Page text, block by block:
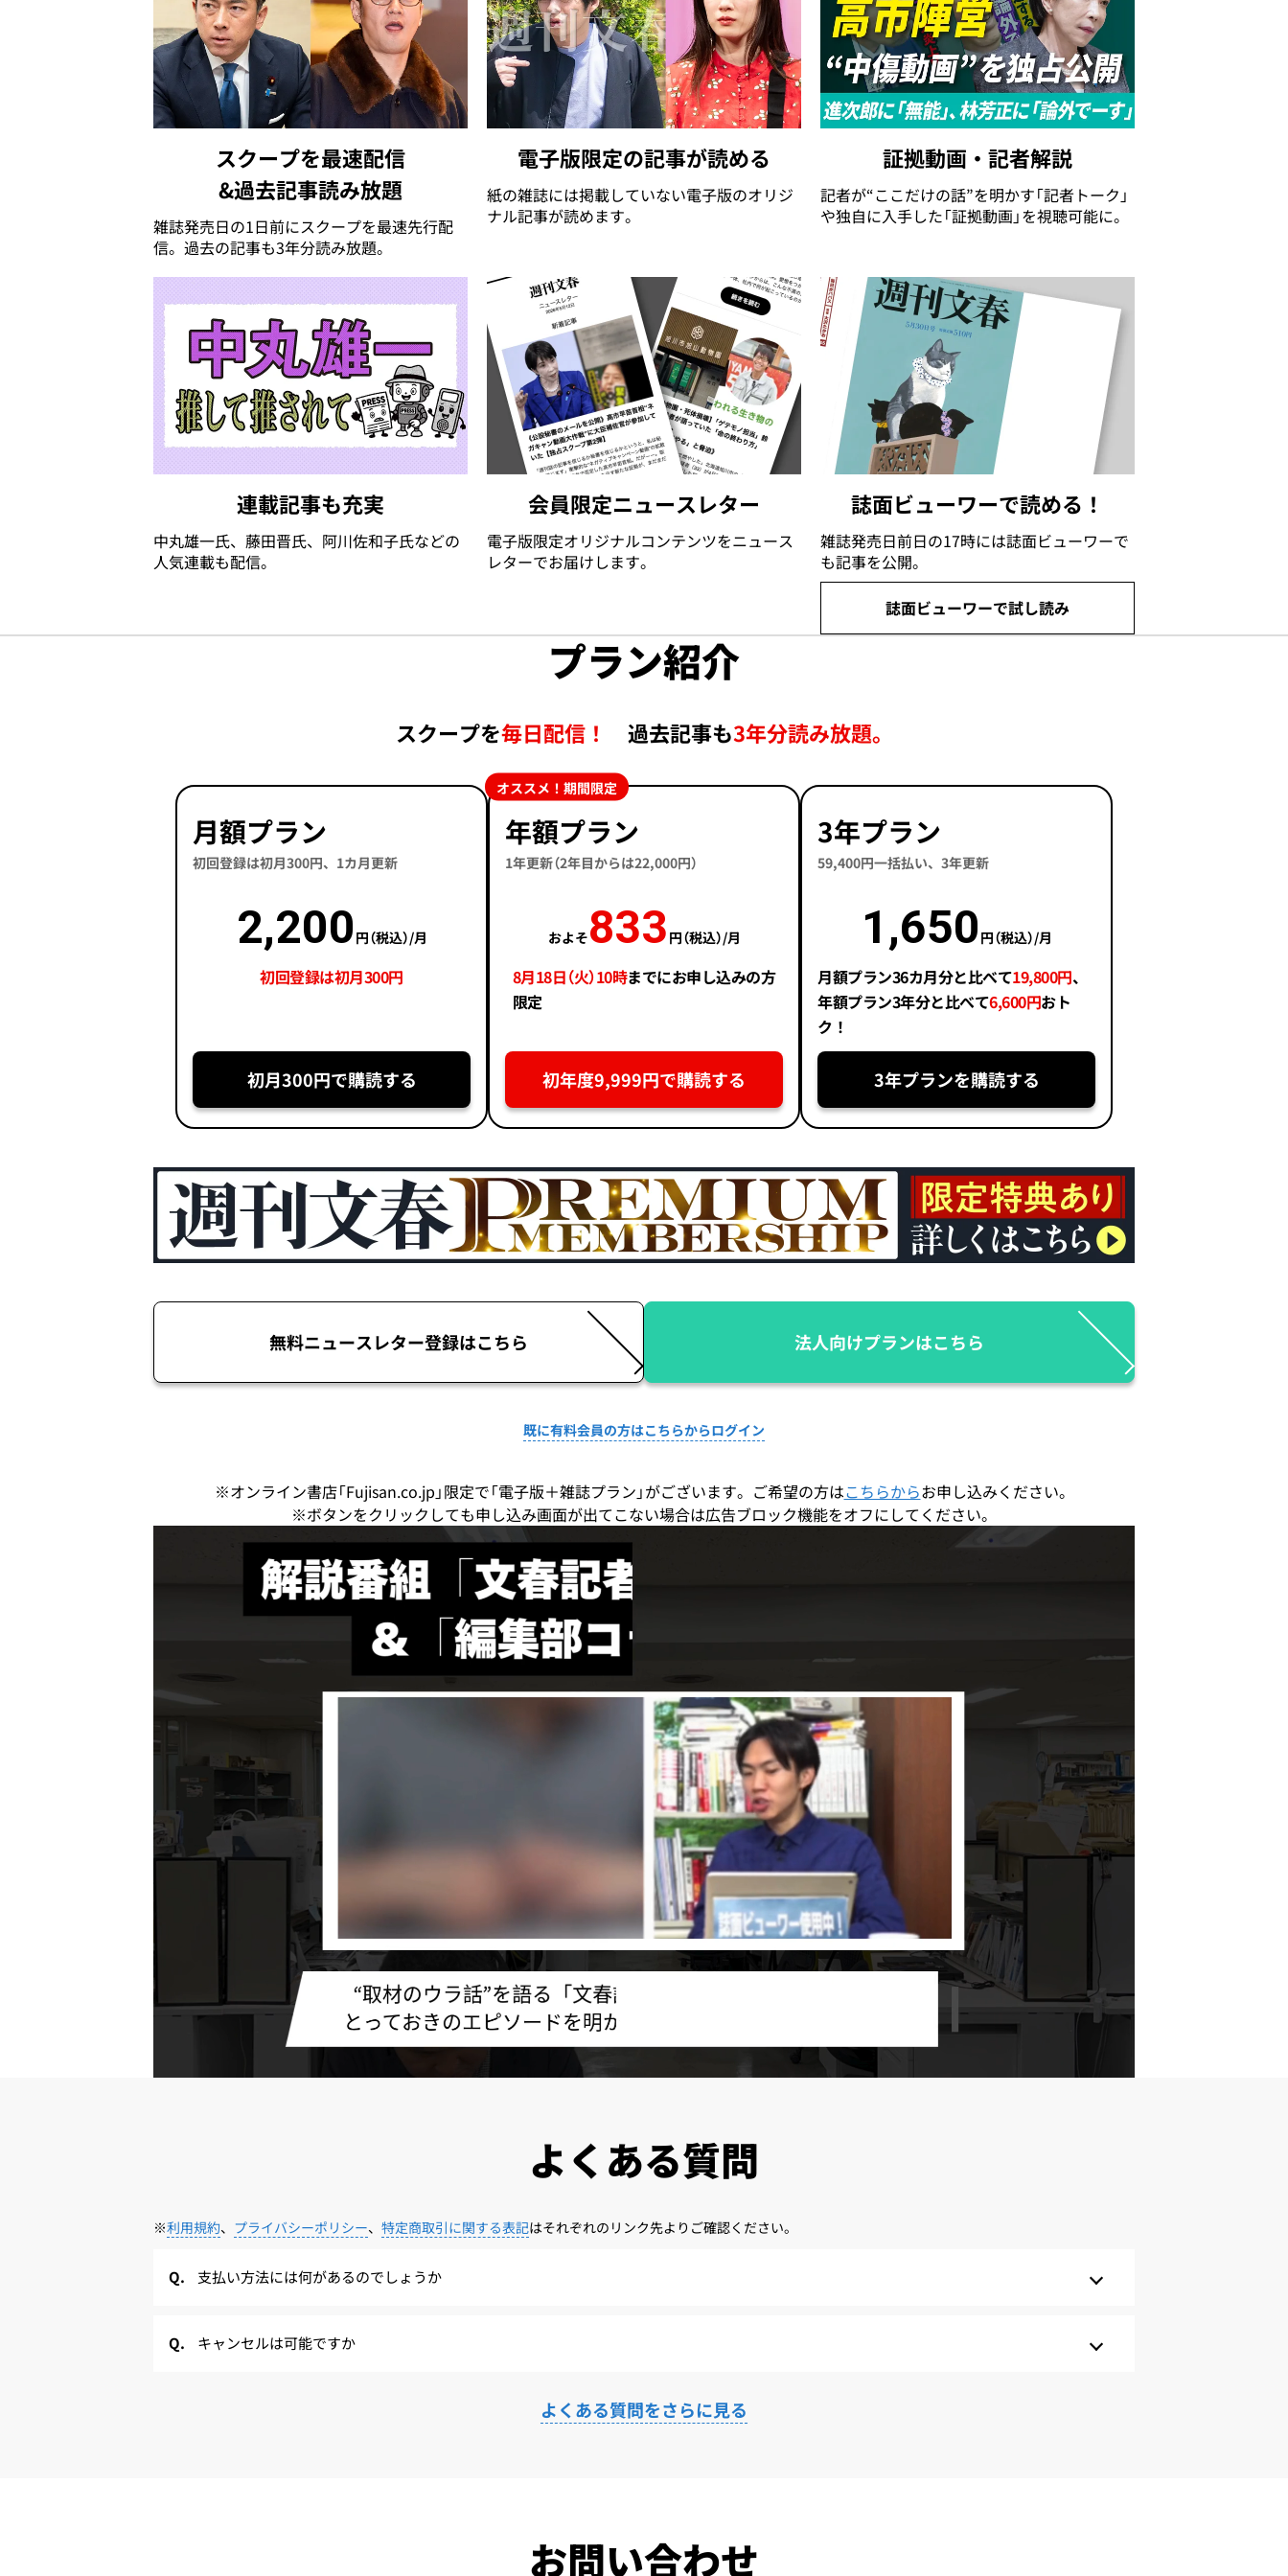
スクープを最速配信
&過去記事読み放題
雑誌発売日の1日前にスクープを最速先行配
信。過去の記事も3年分読み放題。
電子版限定の記事が読める
紙の雑誌には掲載していない電子版のオリジ
ナル記事が読めます。
証拠動画・記者解説
記者が“ここだけの話”を明かす「記者トーク」
や独自に入手した「証拠動画」を視聴可能に。
連載記事も充実
中丸雄一氏、藤田晋氏、阿川佐和子氏などの
人気連載も配信。
会員限定ニュースレター
電子版限定オリジナルコンテンツをニュース
レターでお届けします。
誌面ビューワーで読める！
雑誌発売日前日の17時には誌面ビューワーで
も記事を公開。
誌面ビューワーで試し読み
プラン紹介
スクープを毎日配信！ 過去記事も3年分読み放題。
月額プラン
初回登録は初月300円、1カ月更新
2,200 円（税込）/月
初回登録は初月300円
初月300円で購読する
年額プラン
1年更新（2年目からは22,000円）
およそ833 円（税込）/月
8月18日（火）10時までにお申し込みの方
限定
初年度9,999円で購読する
オススメ！期間限定
3年プラン
59,400円一括払い、3年更新
1,650 円（税込）/月
月額プラン36カ月分と比べて19,800円、
年額プラン3年分と比べて6,600円おト
ク！
3年プランを購読する
無料ニュースレター登録はこちら 法人向けプランはこちら
既に有料会員の方はこちらからログイン
※オンライン書店「Fujisan.co.jp」限定で「電子版＋雑誌プラン」がございます。ご希望の方はこちらからお申し込みください。
※ボタンをクリックしても申し込み画面が出てこない場合は広告ブロック機能をオフにしてください。
よくある質問
※利用規約、 プライバシーポリシー、 特定商取引に関する表記はそれぞれのリンク先よりご確認ください。
支払い方法には何があるのでしょうか
キャンセルは可能ですか
よくある質問をさらに見る
お問い合わせ